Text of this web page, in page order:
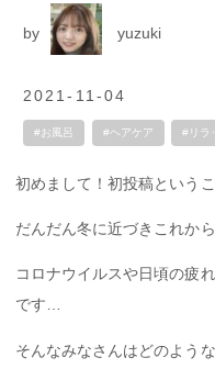
by yuzuki
2021-11-04
#お風呂 #ヘアケア #リラ
初めまして！初投稿という
だんだん冬に近づきこれか
コロナウイルスや日頃の疲
です…
そんなみなさんはどのよう